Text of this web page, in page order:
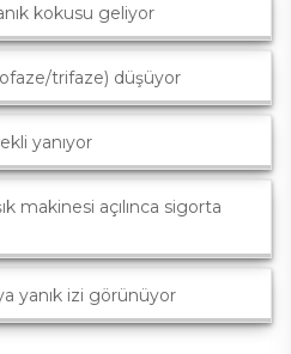
kokusu geliyor
trifaze) düşüyor
yanıyor
makinesi açılınca sigorta
yanık izi görünüyor